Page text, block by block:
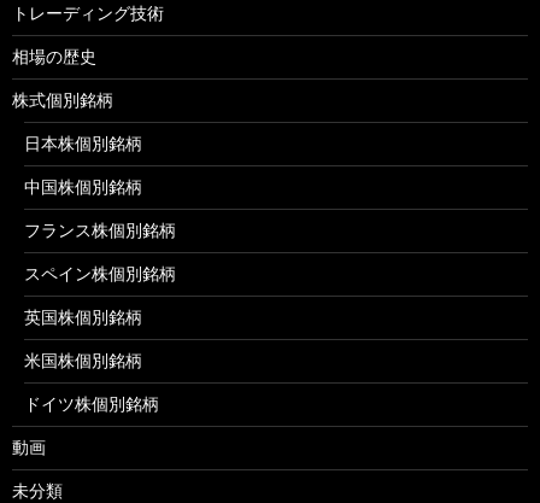
トレーディング技術
相場の歴史
株式個別銘柄
日本株個別銘柄
中国株個別銘柄
フランス株個別銘柄
スペイン株個別銘柄
英国株個別銘柄
米国株個別銘柄
ドイツ株個別銘柄
動画
未分類